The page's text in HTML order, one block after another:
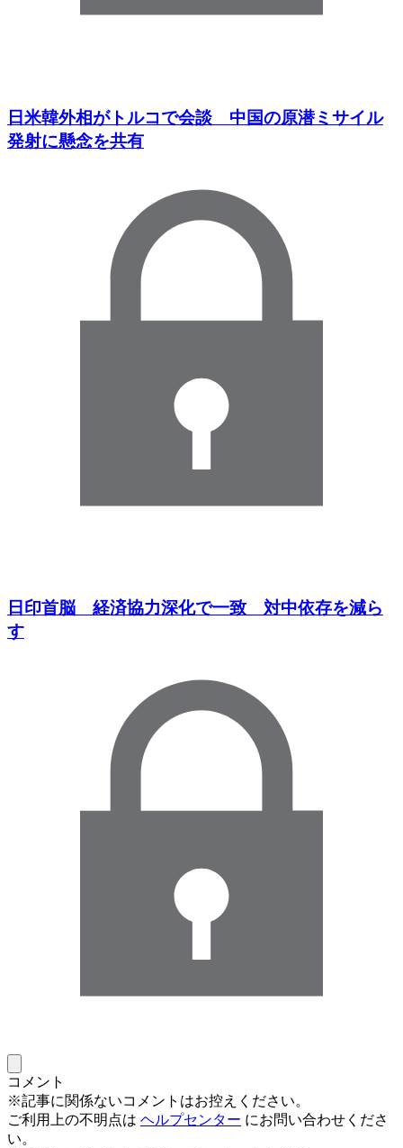
日米韓外相がトルコで会談 中国の原潜ミサイル
発射に懸念を共有
日印首脳 経済協力深化で一致 対中依存を減ら
す
コメント
※記事に関係ないコメントはお控えください。
ご利用上の不明点は ヘルプセンター にお問い合わせくださ
い。